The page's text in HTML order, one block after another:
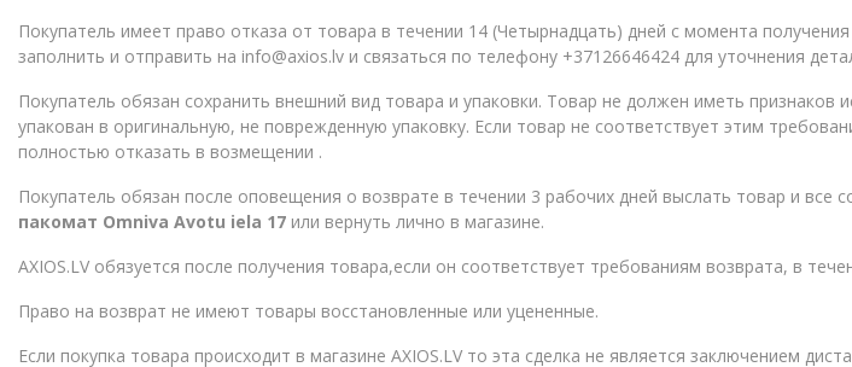
Покупатель имеет право отказа от товара в течении 14 (Четырнадцать) дней с момента
заполнить и отправить на info@axios.lv и связаться по телефону +37126646424 для уточнения
Покупатель обязан сохранить внешний вид товара и упаковки. Товар не должен иметь
упакован в оригинальную, не поврежденную упаковку. Если товар не соответствует этим
полностью отказать в возмещении .
Покупатель обязан после оповещения о возврате в течении 3 рабочих дней выслать товар и все
пакомат Omniva Avotu iela 17 или вернуть лично в магазине.
AXIOS.LV обязуется после получения товара,если он соответствует требованиям возврата, в
Право на возврат не имеют товары восстановленные или уцененные.
Если покупка товара происходит в магазине AXIOS.LV то эта сделка не является заключением